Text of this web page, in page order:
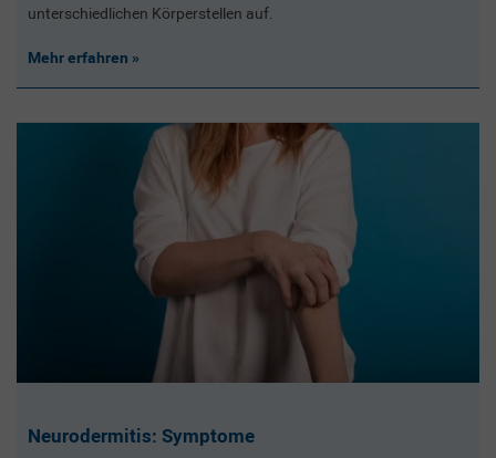
unterschiedlichen Körperstellen auf.
Mehr erfahren
Neurodermitis: Symptome